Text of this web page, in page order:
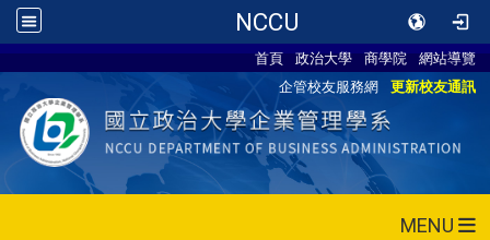
NCCU
首頁 政治大學 商學院
網站導覽
企管校友服務網
更新校友通訊
MENU